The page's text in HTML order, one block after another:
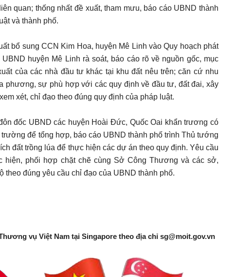
quan; thống nhất đề xuất, tham mưu, báo cáo UBND thành
và thành phố.
bổ sung CCN Kim Hoa, huyện Mê Linh vào Quy hoạch phát
huyện Mê Linh rà soát, báo cáo rõ về nguồn gốc, mục
của các nhà đầu tư khác tại khu đất nêu trên; căn cứ nhu
phương, sự phù hợp với các quy định về đầu tư, đất đai, xây
xét, chỉ đạo theo đúng quy định của pháp luật.
đốc UBND các huyện Hoài Đức, Quốc Oai khẩn trương có
để tổng hợp, báo cáo UBND thành phố trình Thủ tướng
đất trồng lúa để thực hiện các dự án theo quy định. Yêu cầu
hiện, phối hợp chặt chẽ cùng Sở Công Thương và các sở,
theo đúng yêu cầu chỉ đạo của UBND thành phố.
vụ Việt Nam tại Singapore theo địa chỉ sg@moit.gov.vn